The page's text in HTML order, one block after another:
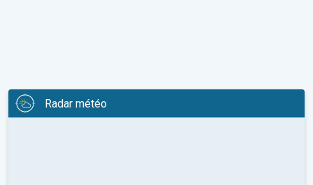
Radar météo